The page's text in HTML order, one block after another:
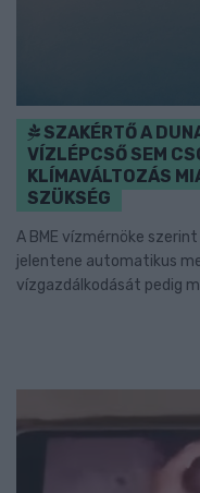
SZAKÉRTŐ A
VÍZLÉPCSŐ SEM
KLÍMAVÁLTOZÁS
SZÜKSÉG
A BME vízmérnöke
jelentene automatikus
vízgazdálkodását pedig